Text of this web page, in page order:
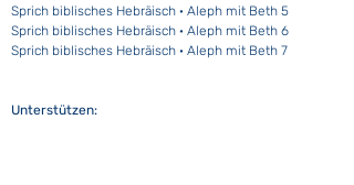
Sprich biblisches Hebräisch · Aleph mit Beth 5
Sprich biblisches Hebräisch · Aleph mit Beth 6
Sprich biblisches Hebräisch · Aleph mit Beth 7
Unterstützen: